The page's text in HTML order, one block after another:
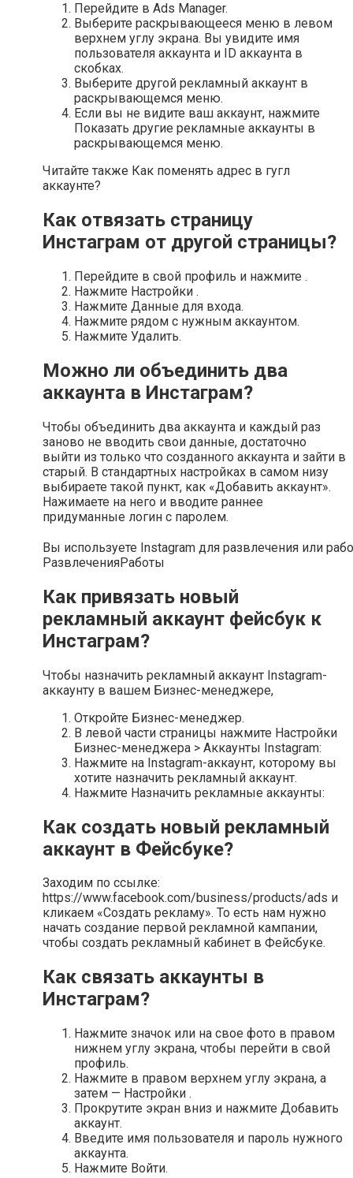
Перейдите в Ads Manager.
Выберите раскрывающееся меню в левом
верхнем углу экрана. Вы увидите имя
пользователя аккаунта и ID аккаунта в
скобках.
Выберите другой рекламный аккаунт в
раскрывающемся меню.
Если вы не видите ваш аккаунт, нажмите
Показать другие рекламные аккаунты в
раскрывающемся меню.
Читайте также Как поменять адрес в гугл
аккаунте?
Как отвязать страницу
Инстаграм от другой страницы?
Перейдите в свой профиль и нажмите .
Нажмите Настройки .
Нажмите Данные для входа.
Нажмите рядом с нужным аккаунтом.
Нажмите Удалить.
Можно ли объединить два
аккаунта в Инстаграм?
Чтобы объединить два аккаунта и каждый раз
заново не вводить свои данные, достаточно
выйти из только что созданного аккаунта и зайти в
старый. В стандартных настройках в самом низу
выбираете такой пункт, как «Добавить аккаунт».
Нажимаете на него и вводите раннее
придуманные логин с паролем.
Вы используете Instagram для развлечения или
РазвлеченияРаботы
Как привязать новый
рекламный аккаунт фейсбук к
Инстаграм?
Чтобы назначить рекламный аккаунт Instagram-
аккаунту в вашем Бизнес-менеджере,
Откройте Бизнес-менеджер.
В левой части страницы нажмите Настройки
Бизнес-менеджера > Аккаунты Instagram:
Нажмите на Instagram-аккаунт, которому вы
хотите назначить рекламный аккаунт.
Нажмите Назначить рекламные аккаунты:
Как создать новый рекламный
аккаунт в Фейсбуке?
Заходим по ссылке:
https://www.facebook.com/business/products/ads и
кликаем «Создать рекламу». То есть нам нужно
начать создание первой рекламной кампании,
чтобы создать рекламный кабинет в Фейсбуке.
Как связать аккаунты в
Инстаграм?
Нажмите значок или на свое фото в правом
нижнем углу экрана, чтобы перейти в свой
профиль.
Нажмите в правом верхнем углу экрана, а
затем — Настройки .
Прокрутите экран вниз и нажмите Добавить
аккаунт.
Введите имя пользователя и пароль нужного
аккаунта.
Нажмите Войти.